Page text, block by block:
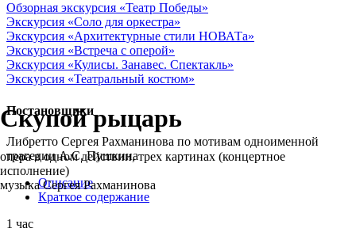
Обзорная экскурсия «Театр Победы»
Экскурсия «Cоло для оркестра»
Экскурсия «Архитектурные стили НОВАТа»
Экскурсия «Встреча с оперой»
Экскурсия «Кулисы. Занавес. Спектакль»
Экскурсия «Театральный костюм»
Скупой рыцарь
опера в одном действии, трех картинах (концертное
исполнение)
музыка Сергея Рахманинова
Постановщики
Либретто Сергея Рахманинова по мотивам одноименной
трагедии А.С. Пушкина
Описание
Краткое содержание
1 час